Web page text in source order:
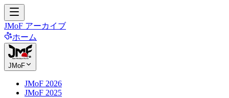
JMoF アーカイブ
ホーム
JMoF
JMoF 2026
JMoF 2025